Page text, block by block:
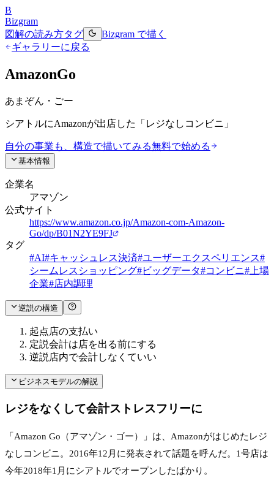
B
Bizgram
図解の読み方タグ
Bizgram で描く
ギャラリーに戻る
AmazonGo
あまぞん・ごー
シアトルにAmazonが出店した「レジなしコンビニ」
自分の事業も、構造で描いてみる無料で始める
基本情報
企業名
アマゾン
公式サイト
https://www.amazon.co.jp/Amazon-com-Amazon-
Go/dp/B01N2YE9FJ
タグ
#AI#キャッシュレス決済#ユーザーエクスペリエンス#
シームレスショッピング#ビッグデータ#コンビニ# 上場
企業#店内調理
逆説の構造
起点店の支払い
定説会計は店を出る前にする
逆説 店内で会計しなくていい
ビジネスモデルの解説
レジをなくして会計ストレスフリーに
「Amazon Go（アマゾン・ゴー）」は、Amazonがはじめたレジ
なしコンビニ。2016年12月に発表されて話題を呼んだ。1号店は
今年2018年1月にシアトルでオープンしたばかり。